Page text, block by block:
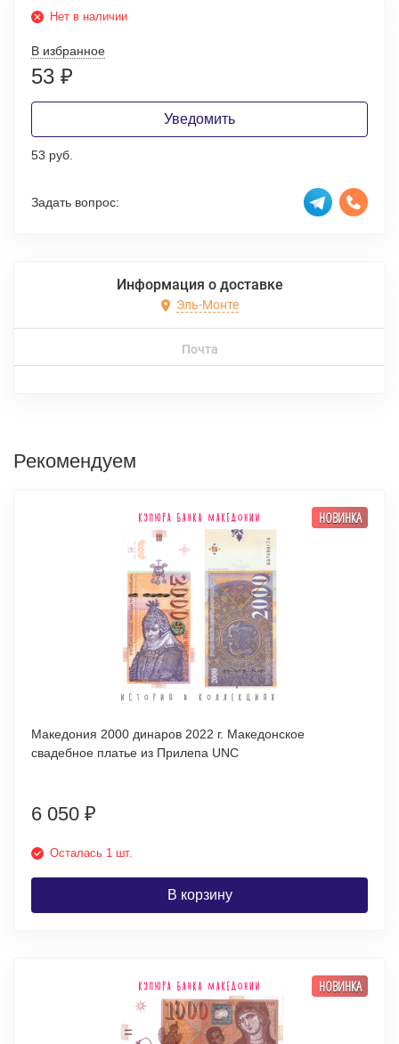
Нет в наличии
В избранное
53 ₽
Уведомить
53 руб.
Задать вопрос:
Информация о доставке
Эль-Монте
Почта
Рекомендуем
НОВИНКА
Македония 2000 динаров 2022 г. Македонское
свадебное платье из Прилепа UNC
6 050 ₽
Осталась 1 шт.
В корзину
НОВИНКА